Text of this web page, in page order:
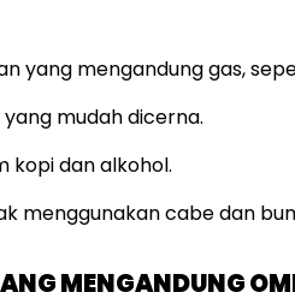
yang mengandung gas,
mudah dicerna.
kopi dan alkohol.
menggunakan cabe dan
MENGANDUNG